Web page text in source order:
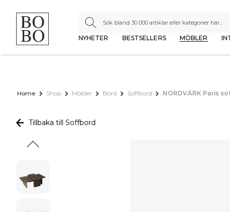
NYHETER BESTSELLERS MÖBLER
Home Shop Möbler Bord Soffbord NORDVÄRK Paris
Tillbaka till Soffbord